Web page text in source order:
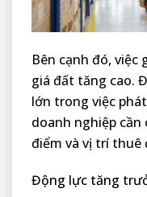
Bên cạnh đó, việc
giá đất tăng cao.
lớn trong việc
doanh nghiệp
điểm và vị trí thuê
Động lực tăng